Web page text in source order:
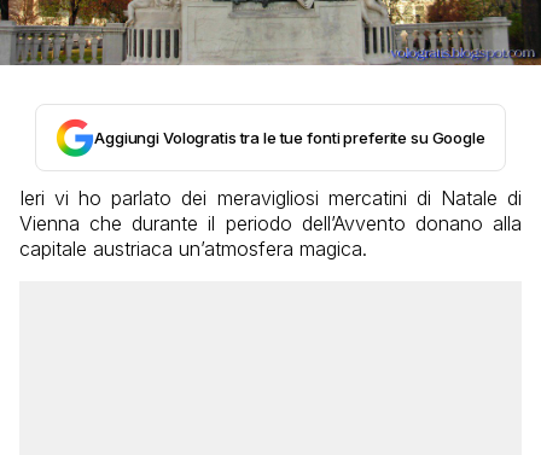
Aggiungi Vologratis tra le tue fonti preferite su Google
Ieri vi ho parlato dei meravigliosi mercatini di Natale di
Vienna che durante il periodo dell’Avvento donano alla
capitale austriaca un’atmosfera magica.